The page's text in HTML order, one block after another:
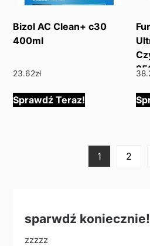
Bizol AC Clean+ c30
400ml
23.62zł
Sprawdź Teraz!
1 2
sparwdź koniecznie!
zzzzz